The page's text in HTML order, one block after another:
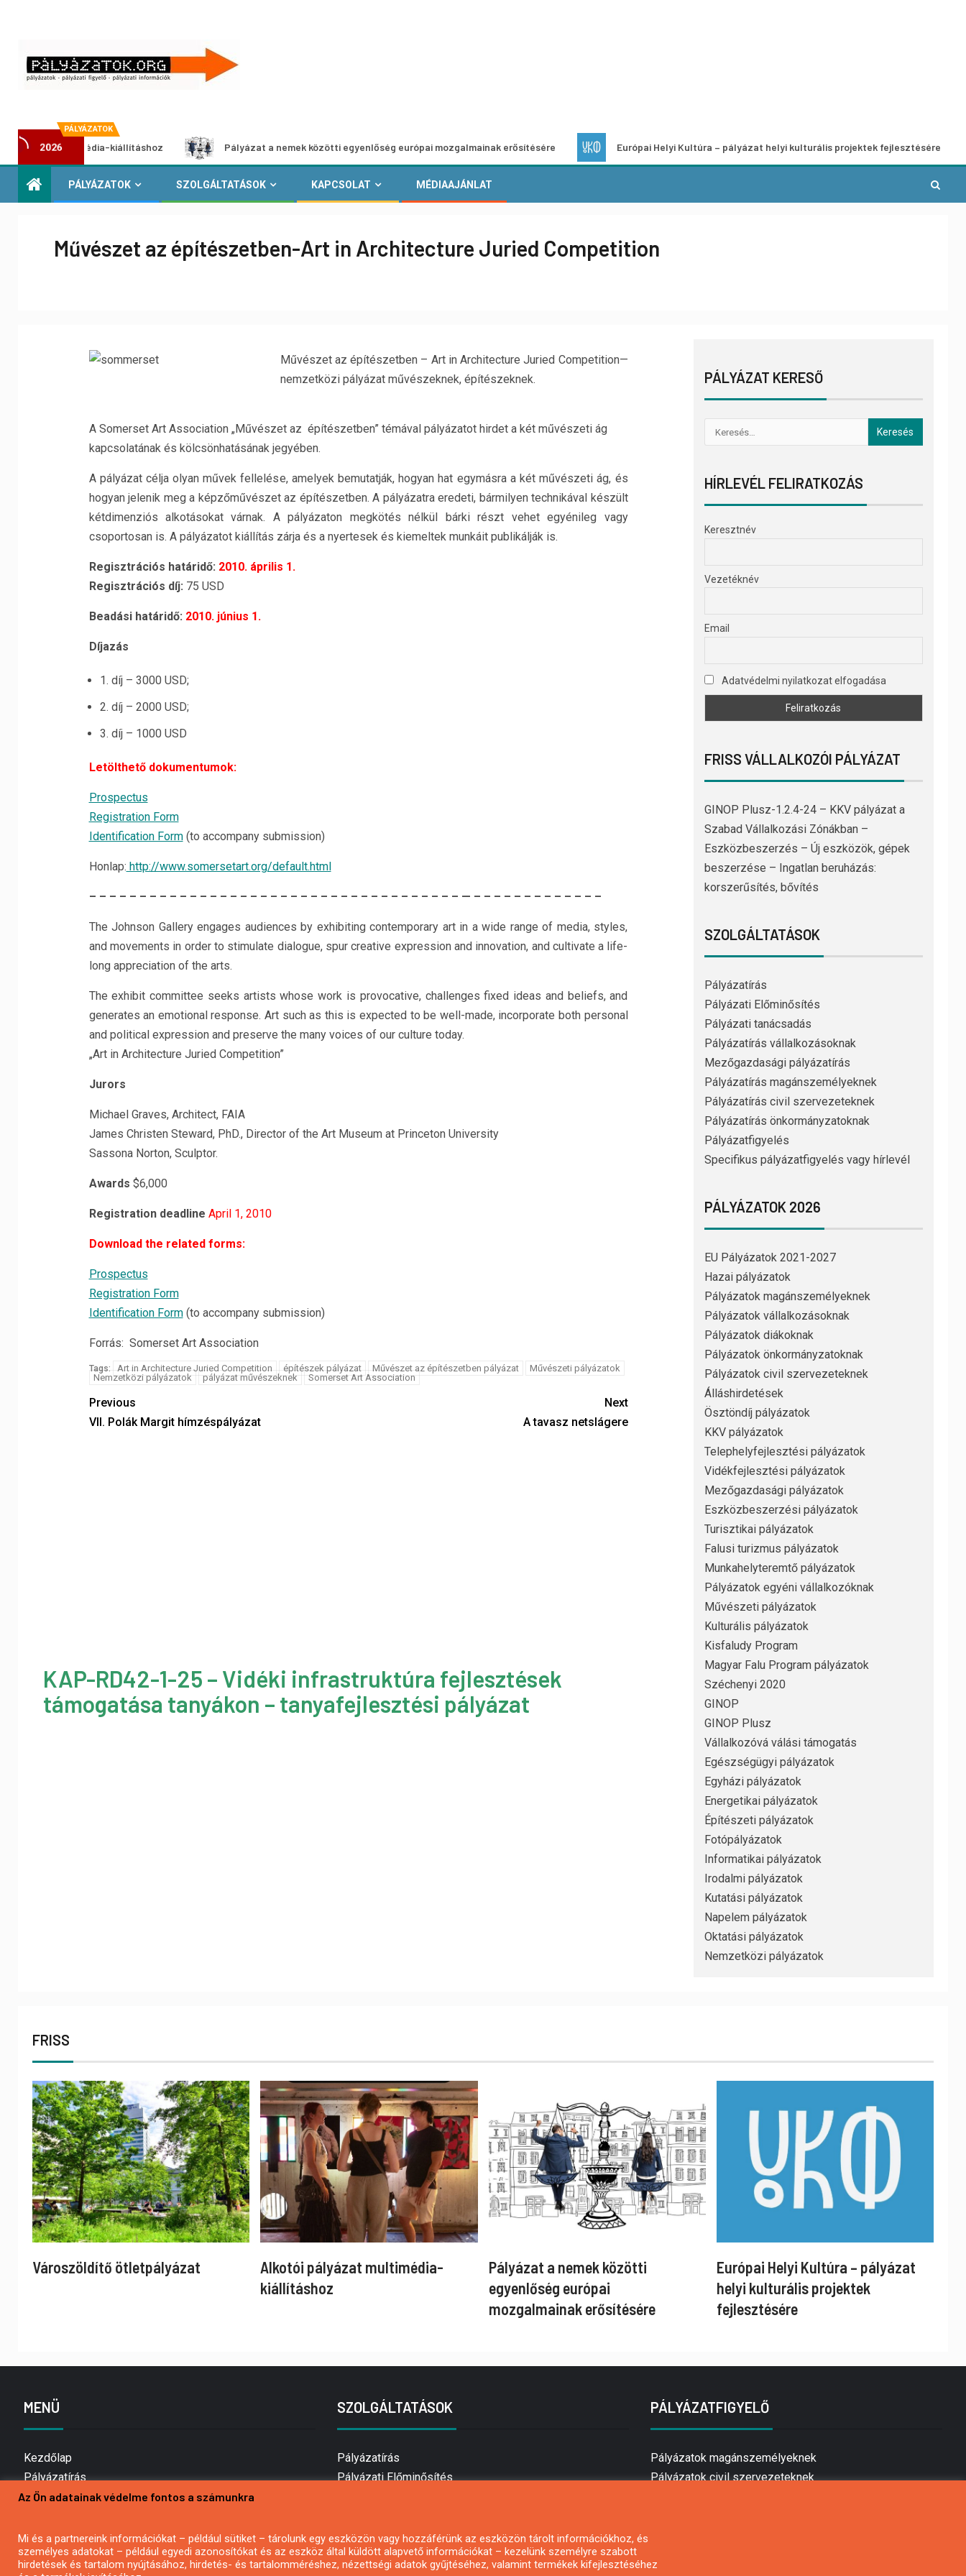
PÁLYÁZATOK
2026
multimédia-kiállításhoz Pályázat a nemek közötti egyenlőség európai mozgalmainak erősítésére Európai Helyi Kultúra – pályázat helyi kulturális projektek fejlesztésére
PÁLYÁZATOK SZOLGÁLTATÁSOK KAPCSOLAT MÉDIAAJÁNLAT
Művészet az építészetben-Art in Architecture Juried Competition
Művészet az építészetben – Art in Architecture Juried Competition—
nemzetközi pályázat művészeknek, építészeknek.
A Somerset Art Association „Művészet az építészetben” témával pályázatot hirdet a két művészeti ág
kapcsolatának és kölcsönhatásának jegyében.
A pályázat célja olyan művek fellelése, amelyek bemutatják, hogyan hat egymásra a két művészeti ág, és
hogyan jelenik meg a képzőművészet az építészetben. A pályázatra eredeti, bármilyen technikával készült
kétdimenziós alkotásokat várnak. A pályázaton megkötés nélkül bárki részt vehet egyénileg vagy
csoportosan is. A pályázatot kiállítás zárja és a nyertesek és kiemeltek munkáit publikálják is.
Regisztrációs határidő: 2010. április 1.
Regisztrációs díj: 75 USD
Beadási határidő: 2010. június 1.
Díjazás
1. díj – 3000 USD;
2. díj – 2000 USD;
3. díj – 1000 USD
Letölthető dokumentumok:
Prospectus
Registration Form
Identification Form(to accompany submission)
Honlap: http://www.somersetart.org/default.html
– – – – – – – – – – – – – – – – – – – – – – – – – – – – – – – – – – – – – — – – – – – – – – – – – – –
The Johnson Gallery engages audiences by exhibiting contemporary art in a wide range of media, styles,
and movements in order to stimulate dialogue, spur creative expression and innovation, and cultivate a life-
long appreciation of the arts.
The exhibit committee seeks artists whose work is provocative, challenges fixed ideas and beliefs, and
generates an emotional response. Art such as this is expected to be well-made, incorporate both personal
and political expression and preserve the many voices of our culture today.
„Art in Architecture Juried Competition”
Jurors
Michael Graves, Architect, FAIA
James Christen Steward, PhD., Director of the Art Museum at Princeton University
Sassona Norton, Sculptor.
Awards $6,000
Registration deadline April 1, 2010
Download the related forms:
Prospectus
Registration Form
Identification Form(to accompany submission)
Forrás: Somerset Art Association
Tags: Art in Architecture Juried Competition építészek pályázat Művészet az építészetben pályázat
Művészeti pályázatok
Nemzetközi pályázatok
pályázat művészeknek Somerset Art Association
Previous
VII. Polák Margit hímzéspályázat
Next
A tavasz netslágere
KAP-RD42-1-25 – Vidéki infrastruktúra fejlesztések
támogatása tanyákon – tanyafejlesztési pályázat
PÁLYÁZAT KERESŐ
HÍRLEVÉL FELIRATKOZÁS
Keresztnév
Vezetéknév
Email
Adatvédelmi nyilatkozat elfogadása
FRISS VÁLLALKOZÓI PÁLYÁZAT
GINOP Plusz-1.2.4-24 – KKV pályázat a
Szabad Vállalkozási Zónákban –
Eszközbeszerzés – Új eszközök, gépek
beszerzése – Ingatlan beruházás:
korszerűsítés, bővítés
SZOLGÁLTATÁSOK
Pályázatírás
Pályázati Előminősítés
Pályázati tanácsadás
Pályázatírás vállalkozásoknak
Mezőgazdasági pályázatírás
Pályázatírás magánszemélyeknek
Pályázatírás civil szervezeteknek
Pályázatírás önkormányzatoknak
Pályázatfigyelés
Specifikus pályázatfigyelés vagy hírlevél
PÁLYÁZATOK 2026
EU Pályázatok 2021-2027
Hazai pályázatok
Pályázatok magánszemélyeknek
Pályázatok vállalkozásoknak
Pályázatok diákoknak
Pályázatok önkormányzatoknak
Pályázatok civil szervezeteknek
Álláshirdetések
Ösztöndíj pályázatok
KKV pályázatok
Telephelyfejlesztési pályázatok
Vidékfejlesztési pályázatok
Mezőgazdasági pályázatok
Eszközbeszerzési pályázatok
Turisztikai pályázatok
Falusi turizmus pályázatok
Munkahelyteremtő pályázatok
Pályázatok egyéni vállalkozóknak
Művészeti pályázatok
Kulturális pályázatok
Kisfaludy Program
Magyar Falu Program pályázatok
Széchenyi 2020
GINOP
GINOP Plusz
Vállalkozóvá válási támogatás
Egészségügyi pályázatok
Egyházi pályázatok
Energetikai pályázatok
Építészeti pályázatok
Fotópályázatok
Informatikai pályázatok
Irodalmi pályázatok
Kutatási pályázatok
Napelem pályázatok
Oktatási pályázatok
Nemzetközi pályázatok
FRISS
Városzöldítő ötletpályázat
Alkotói pályázat multimédia-
kiállításhoz
Pályázat a nemek közötti
egyenlőség európai
mozgalmainak erősítésére
Európai Helyi Kultúra – pályázat
helyi kulturális projektek
fejlesztésére
MENÜ
Kezdőlap
Pályázatírás
Bemutatkozás
Hírlevél feliratkozás
Impresszum
SZOLGÁLTATÁSOK
Pályázatírás
Pályázati Előminősítés
Mezőgazdasági pályázatírás
Pályázatírás magánszemélyeknek
PÁLYÁZATFIGYELŐ
Pályázatok magánszemélyeknek
Pályázatok civil szervezeteknek
Az Ön adatainak védelme fontos a számunkra
Mi és a partnereink információkat – például sütiket – tárolunk egy eszközön vagy hozzáférünk az eszközön tárolt információkhoz, és
személyes adatokat – például egyedi azonosítókat és az eszköz által küldött alapvető információkat – kezelünk személyre szabott
hirdetések és tartalom nyújtásához, hirdetés- és tartalomméréshez, nézettségi adatok gyűjtéséhez, valamint termékek kifejlesztéséhez